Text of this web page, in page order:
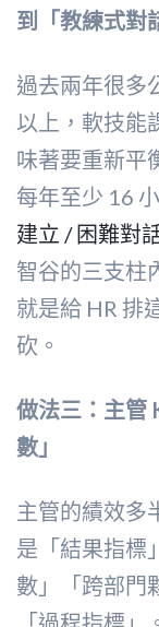
到「教練式對
過去兩年很多
以上，軟技能
味著要重新平
每年至少 16
建立 / 困難對
智谷的三支柱
就是給 HR 排
砍。
做法三：主管
數」
主管的績效多
是「結果指標
數」「跨部門